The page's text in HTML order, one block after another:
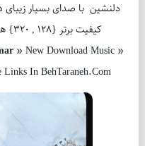
دلنشین با صدای بسیار زیبای
کیفیت برتر {128 , 320} همراه با تکست ترانه و پخش آنلاین
» New Download Music »
In BehTaraneh.Com